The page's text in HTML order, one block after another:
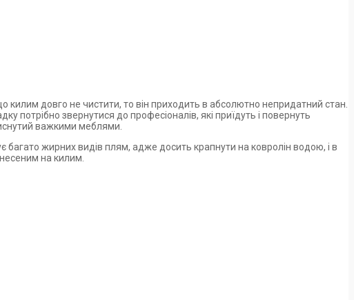
довго не чистити, то він приходить в абсолютно непридатний стан.
потрібно звернутися до професіоналів, які приїдуть і повернуть
важкими меблями.
жирних видів плям, адже досить крапнути на ковролін водою, і в
на килим.